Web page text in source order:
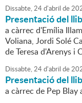
Dissabte,24d'abril de
Presentació del
a càrrec d'Emília
Voliana, Jordi Solé
de Teresa d'Arenys i
Dissabte,24d'abril de
Presentació del
a càrrec de Pep